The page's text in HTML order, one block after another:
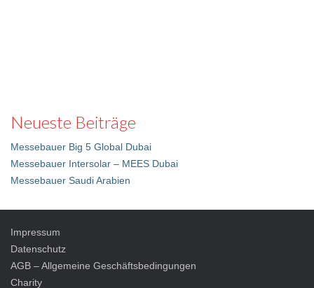
Neueste Beiträge
Messebauer Big 5 Global Dubai
Messebauer Intersolar – MEES Dubai
Messebauer Saudi Arabien
Impressum
Datenschutz
AGB – Allgemeine Geschäftsbedingungen
Charity